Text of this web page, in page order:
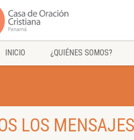
INICIO ¿QUIÉNES SOMOS?
LOS